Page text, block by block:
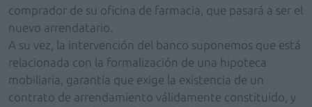
comprador de su oficina de farmacia, que pasará a ser el
nuevo arrendatario.
A su vez, la intervención del banco suponemos que está
relacionada con la formalización de una hipoteca
mobiliaria, garantía que exige la existencia de un
contrato de arrendamiento válidamente constituido, y